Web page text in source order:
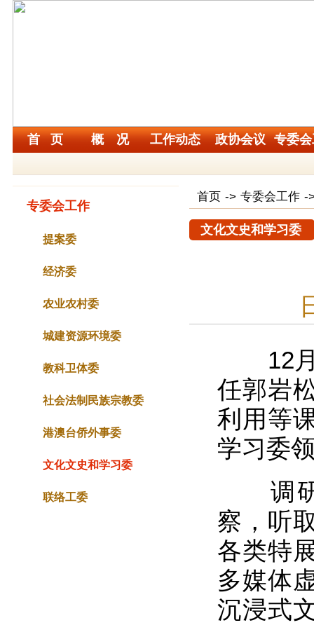
首 页 概 况 工作动态 政协会议 专委
专委会工作
提案委
经济委
农业农村委
城建资源环境委
教科卫体委
社会法制民族宗教委
港澳台侨外事委
文化文史和学习委
联络工委
首页 -> 专委会工作 -
文化文史和学习委
12月
任郭岩
利用等
学习委
调研
察，听
各类特
多媒体
沉浸式